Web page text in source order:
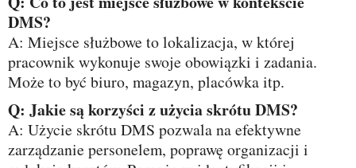
DMS?
A: Miejsce służbowe to lokalizacja, w której
pracownik wykonuje swoje obowiązki i zadania.
Może to być biuro, magazyn, placówka itp.
Q: Jakie są korzyści z użycia skrótu DMS?
A: Użycie skrótu DMS pozwala na efektywne
zarządzanie personelem, poprawę organizacji i